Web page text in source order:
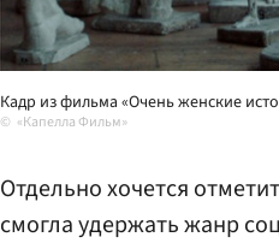
Кадр из фильма «Очень женские
«Капелла Фильм»
Отдельно хочется
смогла удержать жанр